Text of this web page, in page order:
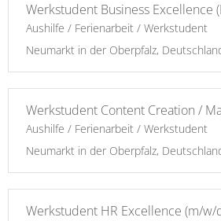
Werkstudent Business Excellence
Aushilfe / Ferienarbeit / Werkstudent
Neumarkt in der Oberpfalz,
Werkstudent Content Creation /
Aushilfe / Ferienarbeit / Werkstudent
Neumarkt in der Oberpfalz,
Werkstudent HR Excellence (m/w/